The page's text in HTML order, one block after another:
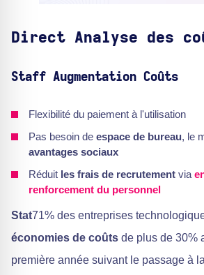
Direct Analyse des
Staff Augmentation Coûts
Flexibilité du paiement à l'utilisation
Pas besoin de espace de bureau, le
avantages sociaux
Réduit les frais de recrutement via
renforcement du personnel
Stat71% des entreprises
économies de coûts de plus de 30%
première année suivant le passage à la